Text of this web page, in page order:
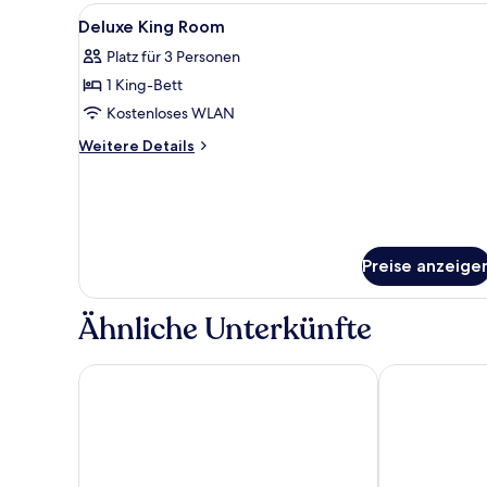
Alle
Fotos
für
Deluxe
King
Room
Ein Badezimmer mit einem
1
Deluxe King Room
Platz für 3 Personen
1 King-Bett
Kostenloses WLAN
Weitere Details
Weitere
Preise
Ähnliche Unterkünfte
Golden Nugget Las Vegas Hotel & CasinoDowntown